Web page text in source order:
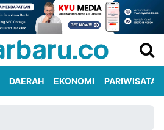
DAERAH EKONOMI PARIWISATA